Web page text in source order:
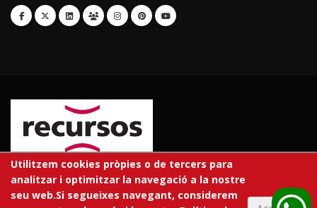
© 2026 RECURSOS EDUCATIVOS S.L.
Tots els drets reservats.
Utilitzem cookies pròpies o de tercers para
analitzar i optimitzar la navegació a la nostre
seu web.Si segueixes navegant, considerem